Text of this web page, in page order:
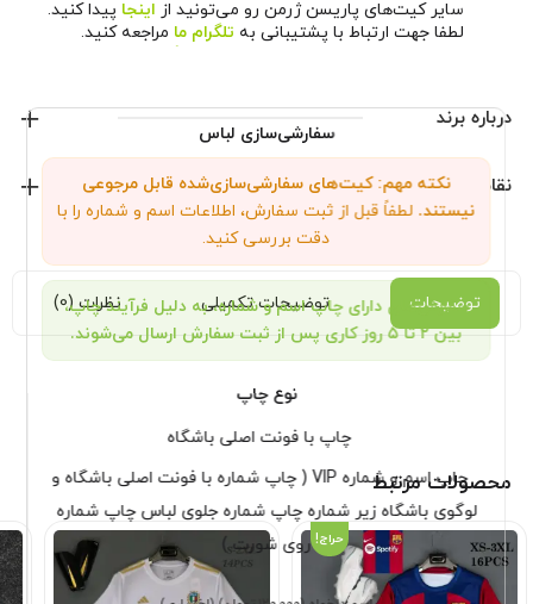
سفارشی‌سازی لباس
نکته مهم: کیت‌های سفارشی‌سازی‌شده قابل مرجوعی
نیستند. لطفاً قبل از ثبت سفارش، اطلاعات اسم و شماره را با
دقت بررسی کنید.
سفارش‌های دارای چاپ اسم و شماره، به دلیل فرآیند چاپ،
بین ۲ تا ۵ روز کاری پس از ثبت سفارش ارسال می‌شوند.
نوع چاپ
چاپ با فونت اصلی باشگاه
چاپ اسم و شماره VIP ( چاپ شماره با فونت اصلی باشگاه و
لوگوی باشگاه زیر شماره چاپ شماره جلوی لباس چاپ شماره
روی شورت )
سایر کیت‌های پاریسن ژرمن رو می‌تونید از اینجا پیدا کنید.
لطفا جهت ارتباط با پشتیبانی به تلگرام ما مراجعه کنید.
درباره برند
نایک
نمایش همه محصولات این برند
نقاط قوت و ضعف
توضیحات توضیحات تکمیلی نظرات (0)
محصولات مرتبط
حراج!